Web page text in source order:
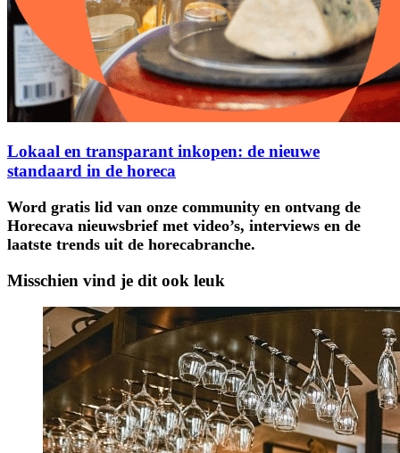
Lokaal en transparant inkopen: de nieuwe
standaard in de horeca
Word gratis lid van onze community en ontvang de
Horecava nieuwsbrief met video’s, interviews en de
laatste trends uit de horecabranche.
Misschien vind je dit ook leuk